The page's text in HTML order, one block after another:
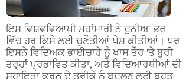
ਇਸ ਵਿਸ਼ਵਵਿਆਪੀ ਮਹਾਂਮਾਰੀ ਨੇ ਦੁਨੀਆ ਭਰ
ਵਿੱਚ ਹਰ ਕਿਸੇ ਲਈ ਚੁਣੌਤੀਆਂ ਪੇਸ਼ ਕੀਤੀਆਂ। ਪਰ
ਇਸਨੇ ਵਿਦਿਅਕ ਭਾਈਚਾਰੇ ਨੂੰ ਖਾਸ ਤੌਰ 'ਤੇ ਬੁਰੀ
ਤਰ੍ਹਾਂ ਪ੍ਰਭਾਵਿਤ ਕੀਤਾ, ਅਤੇ ਵਿਦਿਆਰਥੀਆਂ ਦੀ
ਸਹਾਇਤਾ ਕਰਨ ਦੇ ਤਰੀਕੇ ਨੂੰ ਬਦਲਣ ਲਈ ਬਹੁਤ